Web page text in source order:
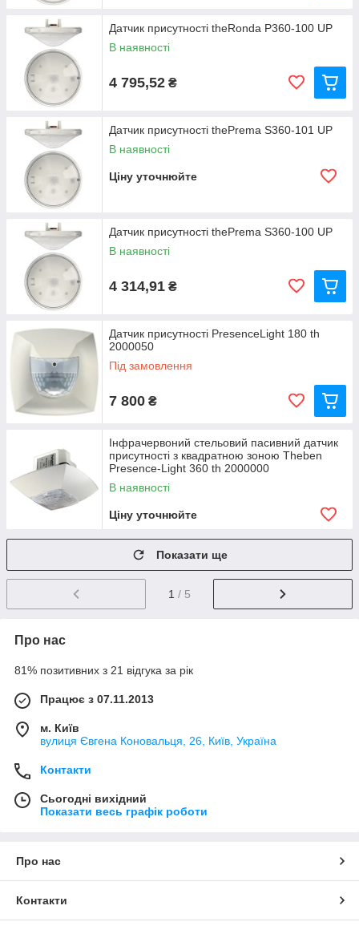
Датчик присутності theRonda P360-100 UP
В наявності
4 795,52 ₴
Датчик присутності thePrema S360-101 UP
В наявності
Ціну уточнюйте
Датчик присутності thePrema S360-100 UP
В наявності
4 314,91 ₴
Датчик присутності PresenceLight 180 th
2000050
Під замовлення
7 800 ₴
Інфрачервоний стельовий пасивний датчик
присутності з квадратною зоною Theben
Presence-Light 360 th 2000000
В наявності
Ціну уточнюйте
Показати ще
1 / 5
Про нас
81% позитивних з 21 відгука за рік
Працює з 07.11.2013
м. Київ
вулиця Євгена Коновальця, 26, Київ, Україна
Контакти
Сьогодні вихідний
Показати весь графік роботи
Про нас
Контакти